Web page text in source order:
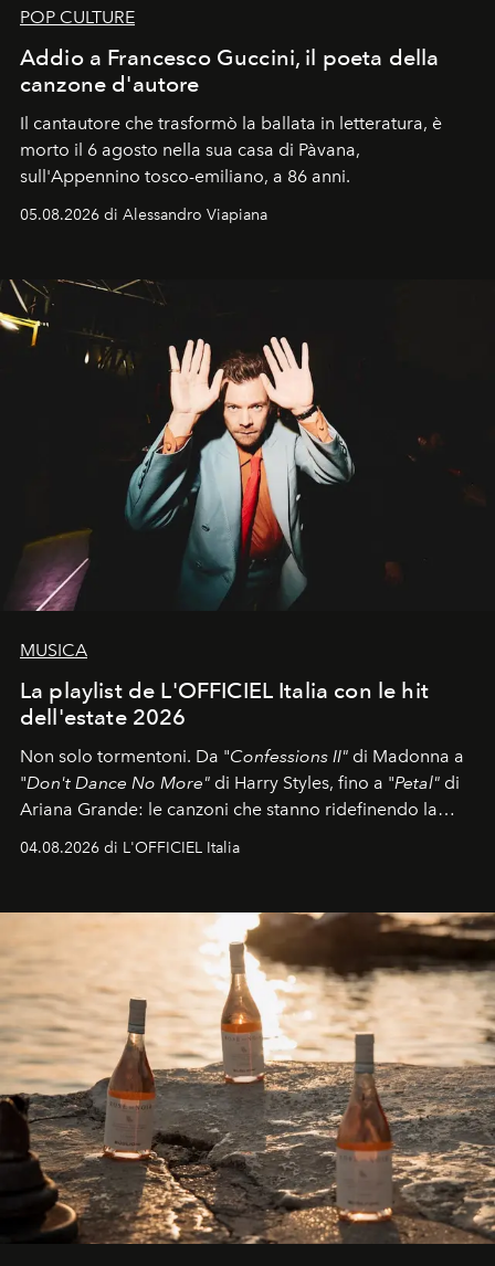
POP CULTURE
Addio a Francesco Guccini, il poeta della
canzone d'autore
Il cantautore che trasformò la ballata in letteratura, è
morto il 6 agosto nella sua casa di Pàvana,
sull'Appennino tosco-emiliano, a 86 anni.
05.08.2026 di Alessandro Viapiana
MUSICA
La playlist de L'OFFICIEL Italia con le hit
dell'estate 2026
Non solo tormentoni. Da "Confessions II" di Madonna a
"Don't Dance No More" di Harry Styles, fino a "Petal" di
Ariana Grande: le canzoni che stanno ridefinendo la
04.08.2026 di L'OFFICIEL Italia